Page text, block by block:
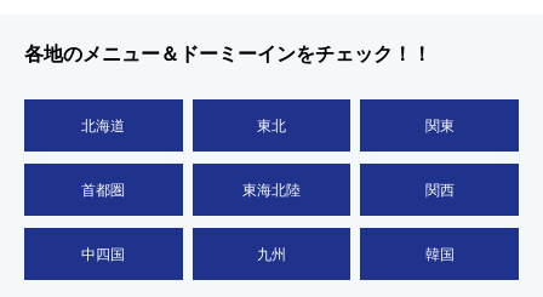
各地のメニュー＆ドーミーインをチェック！！
北海道 東北 関東
首都圏 東海北陸 関西
中四国 九州 韓国